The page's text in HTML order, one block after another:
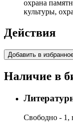
охрана
культуры,
Действия
Добавить в
Наличие в
Свободно - 1,